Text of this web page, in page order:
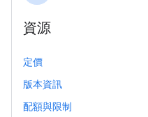
資源
定價
版本資訊
配額與限制